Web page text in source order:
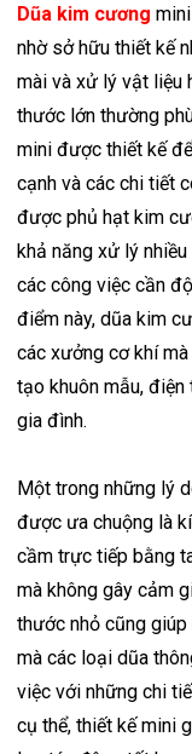
Dũa kim cương
nhờ sở hữu thiết kế
mài và xử lý vật liệu
thước lớn thường
mini được thiết kế
cạnh và các chi tiết
được phủ hạt kim
khả năng xử lý
các công việc cần
điểm này, dũa kim
các xưởng cơ khí
tạo khuôn mẫu,
gia đình.
Một trong những lý
được ưa chuộng là
cầm trực tiếp bằng
mà không gây cảm
thước nhỏ cũng
mà các loại dũa
việc với những chi
cụ thể, thiết kế mini